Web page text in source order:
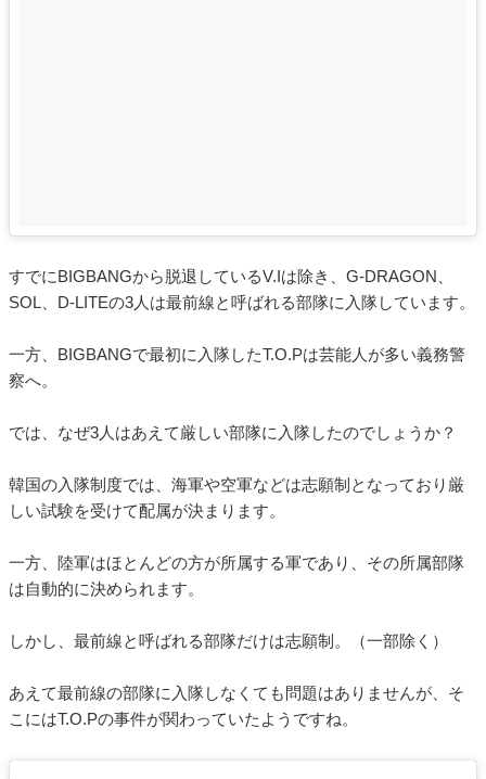
すでにBIGBANGから脱退しているV.Iは除き、G-DRAGON、
SOL、D-LITEの3人は最前線と呼ばれる部隊に入隊しています。
一方、BIGBANGで最初に入隊したT.O.Pは芸能人が多い義務警
察へ。
では、なぜ3人はあえて厳しい部隊に入隊したのでしょうか？
韓国の入隊制度では、海軍や空軍などは志願制となっており厳
しい試験を受けて配属が決まります。
一方、陸軍はほとんどの方が所属する軍であり、その所属部隊
は自動的に決められます。
しかし、最前線と呼ばれる部隊だけは志願制。（一部除く）
あえて最前線の部隊に入隊しなくても問題はありませんが、そ
こにはT.O.Pの事件が関わっていたようですね。